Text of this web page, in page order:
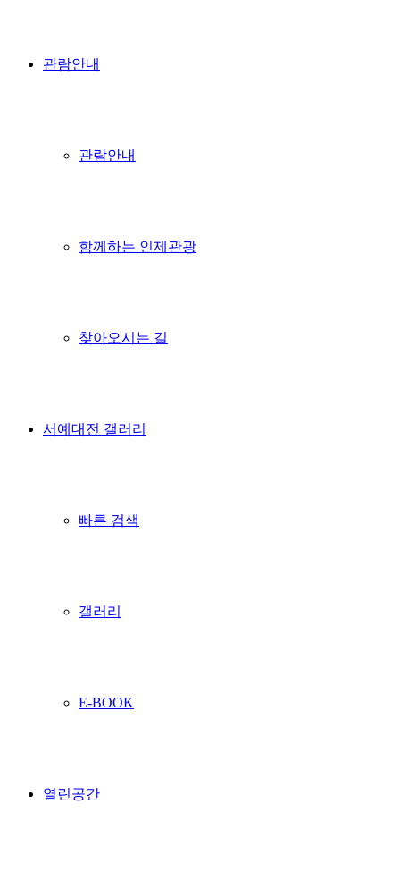
관람안내
관람안내
함께하는 인제관광
찾아오시는 길
서예대전 갤러리
빠른 검색
갤러리
E-BOOK
열린공간